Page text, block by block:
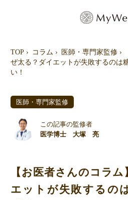
TOP コラム 医師・専門家監修
ぜ太る？ダイエットが失敗するのは
い！
医師・専門家監修
この記事の監修者
医学博士 大塚 亮
【お医者さんのコラ
エットが失敗するの